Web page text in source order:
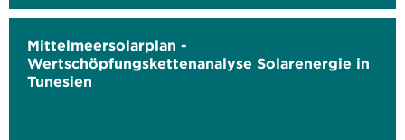
Mittelmeersolarplan -
Wertschöpfungskettenanalyse Solarenergie in
Tunesien